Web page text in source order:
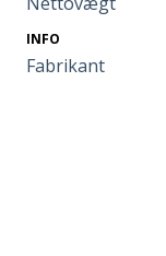
INFO
Fabrikant